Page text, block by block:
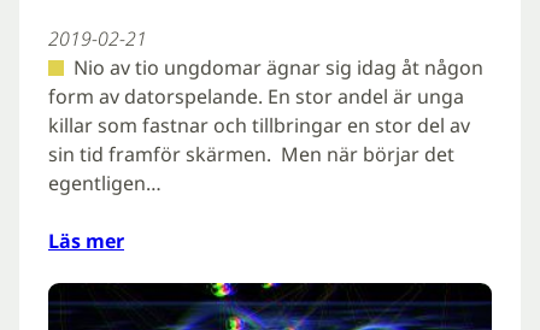
2019-02-21
Nio av tio ungdomar ägnar sig idag åt någon
form av datorspelande. En stor andel är unga
killar som fastnar och tillbringar en stor del av
sin tid framför skärmen. Men när börjar det
egentligen…
Läs mer